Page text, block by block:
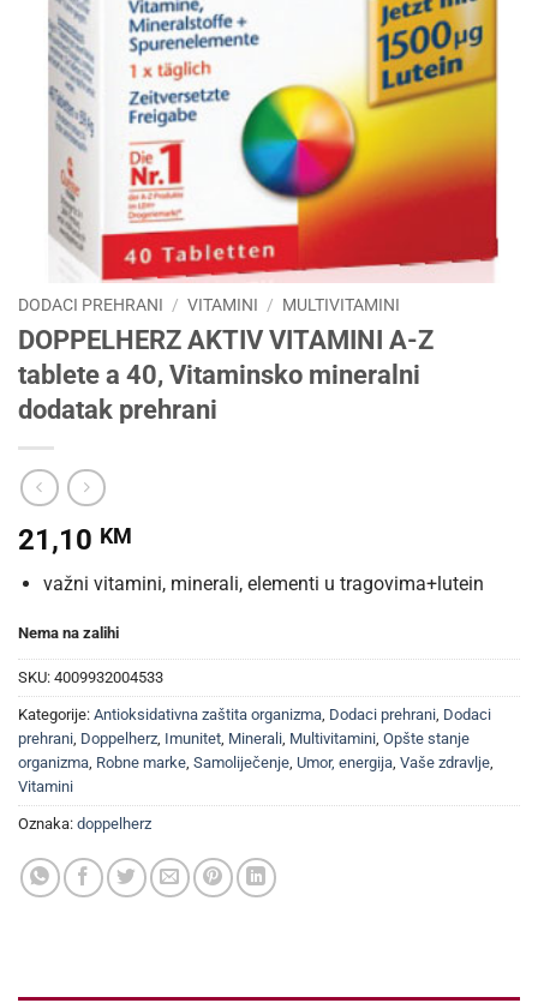
DODACI PREHRANI / VITAMINI / MULTIVITAMINI
DOPPELHERZ AKTIV VITAMINI A-Z
tablete a 40, Vitaminsko mineralni
dodatak prehrani
21,10 KM
važni vitamini, minerali, elementi u tragovima+lutein
Nema na zalihi
SKU: 4009932004533
Kategorije: Antioksidativna zaštita organizma, Dodaci prehrani, Dodaci
prehrani, Doppelherz, Imunitet, Minerali, Multivitamini, Opšte stanje
organizma, Robne marke, Samoliječenje, Umor, energija, Vaše zdravlje,
Vitamini
Oznaka: doppelherz